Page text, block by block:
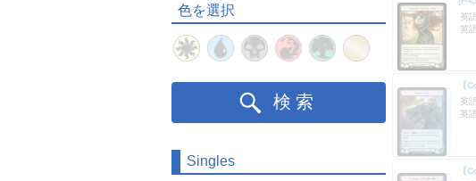
色を選択
検索
Singles
英
英
【
英
英
【